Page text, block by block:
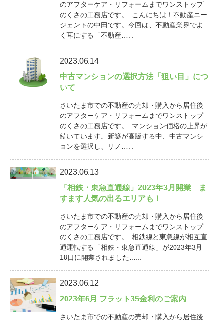
のアフターケア・リフォームまでワンストップ
のくさの工務店です。 こんにちは！不動産エー
ジェントの中田です。今回は、不動産業界でよ
く耳にする「不動産…...
2023.06.14
中古マンションの選択方法「狙い目」につ
いて
さいたま市での不動産の売却・購入から居住後
のアフターケア・リフォームまでワンストップ
のくさの工務店です。 マンション価格の上昇が
続いています。新築が高騰する中、中古マンシ
ョンを選択し、リノ…...
2023.06.13
「相鉄・東急直通線」2023年3月開業 ま
すます人気の出るエリアも！
さいたま市での不動産の売却・購入から居住後
のアフターケア・リフォームまでワンストップ
のくさの工務店です。 相鉄線と東急線が相互直
通運転する「相鉄・東急直通線」が2023年3月
18日に開業されました…...
2023.06.12
2023年6月 フラット35金利のご案内
さいたま市での不動産の売却・購入から居住後